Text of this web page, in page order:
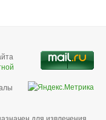
для извлечения